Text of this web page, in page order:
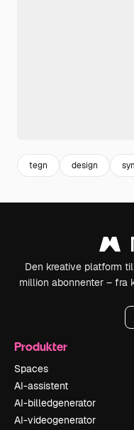
tegn design
Den kreative platform
million abonnenter – fra
Produkter
Spaces
AI-assistent
AI-billedgenerator
AI-videogenerator